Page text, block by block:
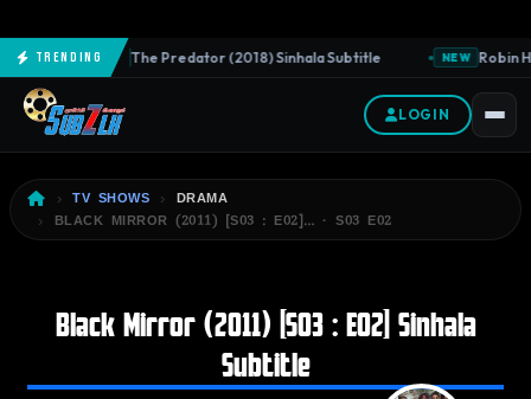
TrendingNEW The Predator (2018) Sinhala Subtitle NEW Robin
LOGIN
TV SHOWS
DRAMA
BLACK MIRROR (2011) [S03 : E02]… · S03 E02
Black Mirror (2011) [S03 : E02] Sinhala
Subtitle